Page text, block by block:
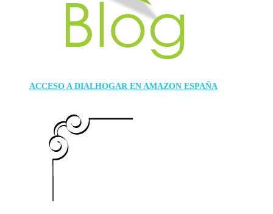
ACCESO A DIALHOGAR EN AMAZON ESPAÑA